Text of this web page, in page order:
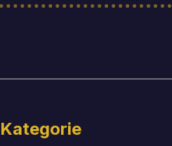
Kategorie